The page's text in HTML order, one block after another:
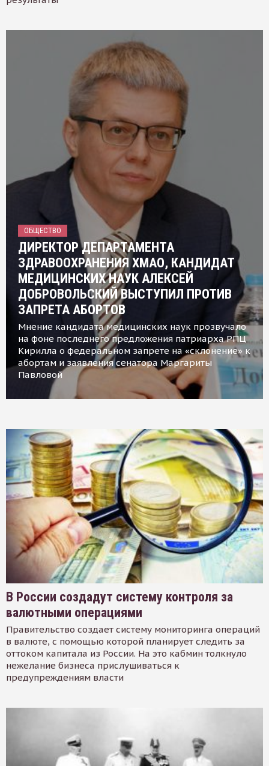
ОБЩЕСТВО
ДИРЕКТОР ДЕПАРТАМЕНТА
ЗДРАВООХРАНЕНИЯ ХМАО, КАНДИДАТ
МЕДИЦИНСКИХ НАУК АЛЕКСЕЙ
ДОБРОВОЛЬСКИЙ ВЫСТУПИЛ ПРОТИВ
ЗАПРЕТА АБОРТОВ
Мнение кандидата медицинских наук прозвучало
на фоне последнего предложения патриарха РПЦ
Кирилла о федеральном запрете на «склонение» к
абортам и заявления сенатора Маргариты
Павловой
В России создадут систему контроля за
валютными операциями
Правительство создает систему мониторинга операций
в валюте, с помощью которой планирует следить за
оттоком капитала из России. На это кабмин толкнуло
нежелание бизнеса прислушиваться к
предупреждениям власти